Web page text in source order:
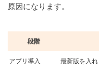
原因になります。
段階
アプリ導入 最新版を入れ